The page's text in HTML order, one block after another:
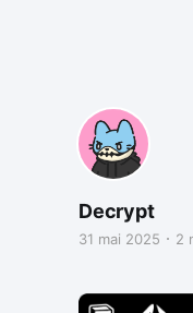
Decrypt
31 mai 2025 2